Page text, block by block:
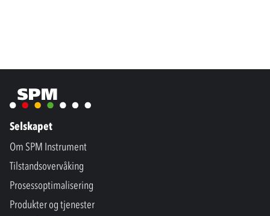
Selskapet
Om SPM Instrument
Tilstandsovervåking
Prosessoptimalisering
Produkter og tjenester